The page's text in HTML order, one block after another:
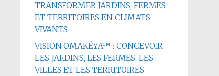
TRANSFORMER JARDINS, FERMES
ET TERRITOIRES EN CLIMATS
VIVANTS
VISION OMAKËYA™ : CONCEVOIR
LES JARDINS, LES FERMES, LES
VILLES ET LES TERRITOIRES